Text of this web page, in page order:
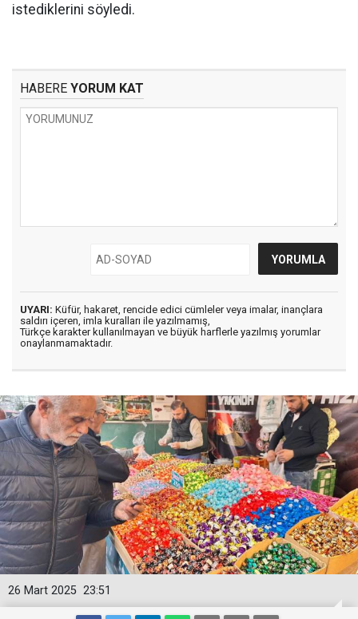
istediklerini söyledi.
HABERE YORUM KAT
UYARI: Küfür, hakaret, rencide edici cümleler veya imalar, inançlara
saldırı içeren, imla kuralları ile yazılmamış,
Türkçe karakter kullanılmayan ve büyük harflerle yazılmış yorumlar
onaylanmamaktadır.
23:51
26 Mart 2025